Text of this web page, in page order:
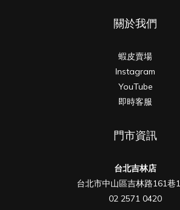
關於我們
蝦皮賣場
Instagram
YouTube
即時客服
門市資訊
台北吉林店
台北市中山區吉林路161巷
02 2571 0420